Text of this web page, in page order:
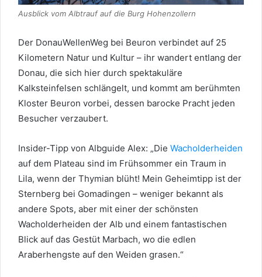
Ausblick vom Albtrauf auf die Burg Hohenzollern
Der DonauWellenWeg bei Beuron verbindet auf 25
Kilometern Natur und Kultur – ihr wandert entlang der
Donau, die sich hier durch spektakuläre
Kalksteinfelsen schlängelt, und kommt am berühmten
Kloster Beuron vorbei, dessen barocke Pracht jeden
Besucher verzaubert.
Insider-Tipp von Albguide Alex: „Die Wacholderheiden
auf dem Plateau sind im Frühsommer ein Traum in
Lila, wenn der Thymian blüht! Mein Geheimtipp ist der
Sternberg bei Gomadingen – weniger bekannt als
andere Spots, aber mit einer der schönsten
Wacholderheiden der Alb und einem fantastischen
Blick auf das Gestüt Marbach, wo die edlen
Araberhengste auf den Weiden grasen.“